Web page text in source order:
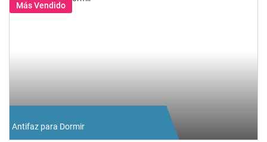
Más Vendido
Antifaz para Dormir